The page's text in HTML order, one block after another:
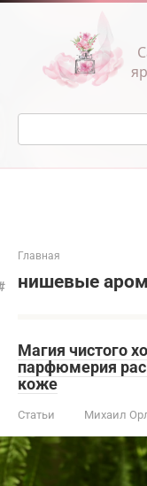
Перейти
Поиск:
Главная
нишевые
Магия чистого
парфюмерия
коже
Статьи Михаил